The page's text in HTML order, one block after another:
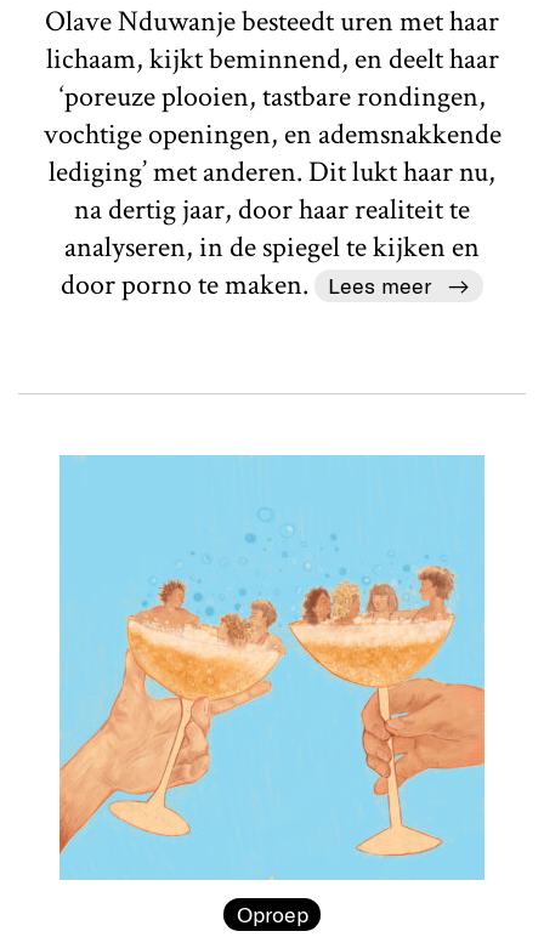
Olave Nduwanje besteedt uren met haar
lichaam, kijkt beminnend, en deelt haar
‘poreuze plooien, tastbare rondingen,
vochtige openingen, en ademsnakkende
lediging’ met anderen. Dit lukt haar nu,
na dertig jaar, door haar realiteit te
analyseren, in de spiegel te kijken en
door porno te maken.
Lees meer
Oproep